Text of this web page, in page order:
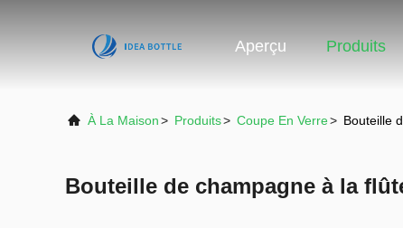
Aperçu Produits
À La Maison> Produits> Coupe En Verre> Bouteille
Bouteille de champagne à la